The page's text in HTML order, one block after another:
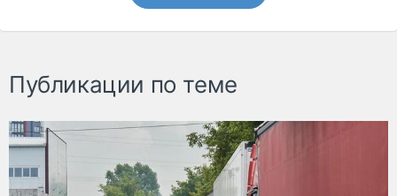
Публикации по теме